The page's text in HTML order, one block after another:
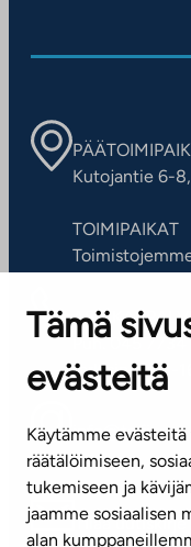
Tämä
evästeitä
Käytämme
räätälöimiseen,
tukemiseen ja
jaamme sosiaalisen
alan
Kutojantie 6-
TOIMIPAIKAT
Puh. 045
(arkisin klo 8-
info@ta.fi
Tilaa uutiskirje